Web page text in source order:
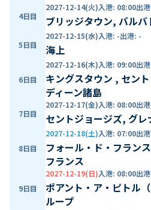
4日目
2027-12-14(火)入港: 08:00出港
ブリッジタウン, バルバ
5日目
2027-12-15(水)入港: -出港: -
海上
6日目
2027-12-16(木)入港: 09:00出港
キングスタウン , セン
ディーン諸島
7日目
2027-12-17(金)入港: 08:00出港
セントジョージズ, グレ
8日目
2027-12-18(土)入港: 07:00出港
フォール・ド・フラン
フランス
9日目
2027-12-19(日)入港: 08:00出港
ポアント・ア・ピトル
ループ